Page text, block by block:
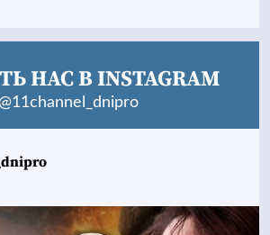
НАС В INSTAGRAM
@11channel_dnipro